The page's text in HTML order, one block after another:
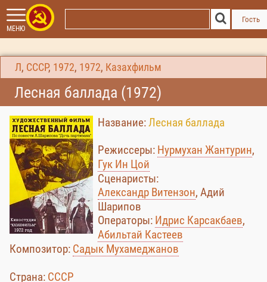
МЕНЮ
Гость
Л , СССР, 1972, 1972, Казахфильм
Лесная баллада (1972)
Название:Лесная баллада
Режиссеры: Нурмухан Жантурин,
Гук Ин Цой
Сценаристы:
Александр Витензон, Адий
Шарипов
Операторы: Идрис Карсакбаев,
Абильтай Кастеев
Композитор: Садык Мухамеджанов
Страна: СССР